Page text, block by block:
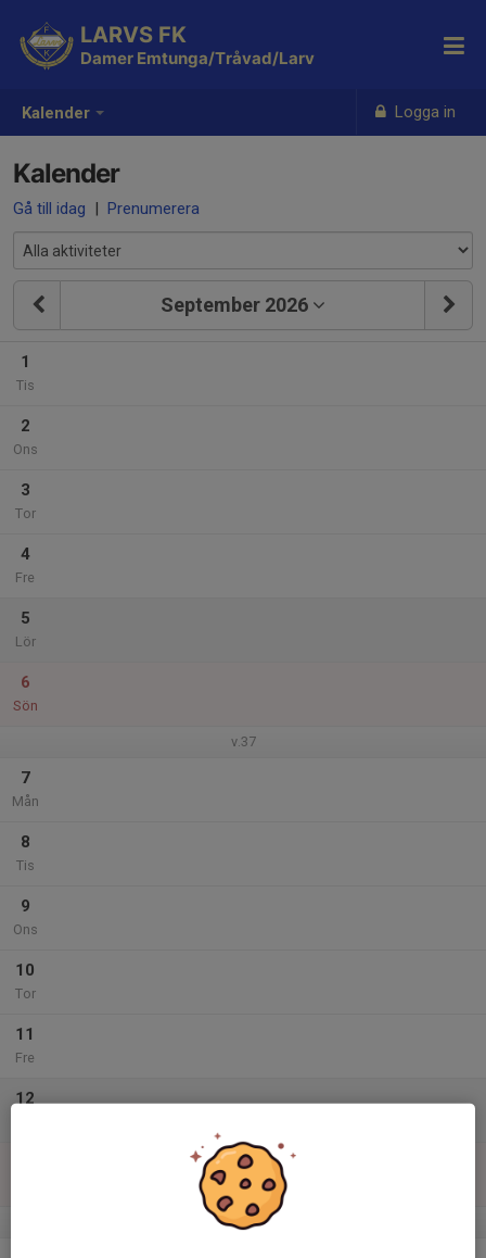
Kalender Logga in
LARVS FK
Damer Emtunga/Tråvad/Larv
Kalender
Gå till idag | Prenumerera
September 2026
1
Tis
2
Ons
3
Tor
4
Fre
5
Lör
6
Sön
v.37
7
Mån
8
Tis
9
Ons
10
Tor
11
Fre
12
v.38